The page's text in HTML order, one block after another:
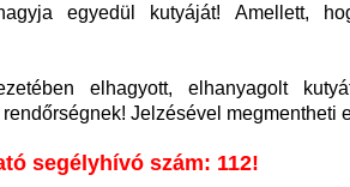
egyedül kutyáját! Amellett,
elhagyott, elhanyagolt
Jelzésével megmentheti
segélyhívó szám: 112!